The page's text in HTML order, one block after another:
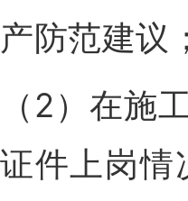
产防范建议；
（2）在施
证件上岗情